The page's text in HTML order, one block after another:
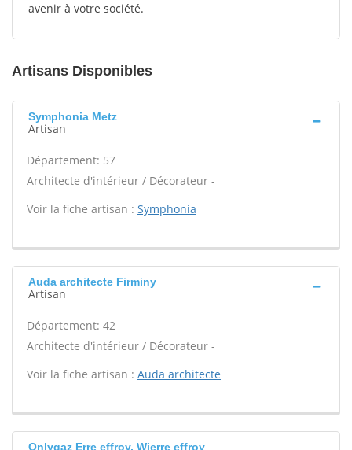
avenir à votre société.
Artisans Disponibles
Symphonia Metz
Artisan
Département: 57
Architecte d'intérieur / Décorateur -
Voir la fiche artisan : Symphonia
Auda architecte Firminy
Artisan
Département: 42
Architecte d'intérieur / Décorateur -
Voir la fiche artisan : Auda architecte
Onlygaz Erre effroy, Wierre effroy